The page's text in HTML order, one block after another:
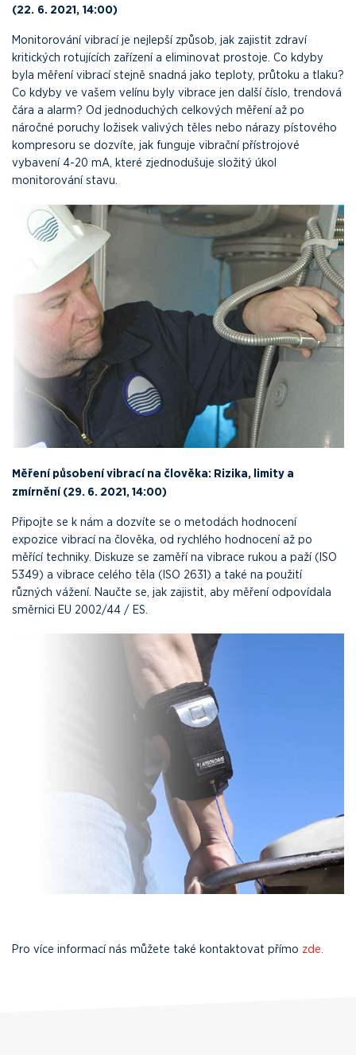
(22. 6. 2021, 14:00)
Monitorování vibrací je nejlepší způsob, jak zajistit zdraví
kritických rotujících zařízení a eliminovat prostoje. Co kdyby
byla měření vibrací stejně snadná jako teploty, průtoku a tlaku?
Co kdyby ve vašem velínu byly vibrace jen další číslo, trendová
čára a alarm? Od jednoduchých celkových měření až po
náročné poruchy ložisek valivých těles nebo nárazy pístového
kompresoru se dozvíte, jak funguje vibrační přístrojové
vybavení 4-20 mA, které zjednodušuje složitý úkol
monitorování stavu.
Měření působení vibrací na člověka: Rizika, limity a
zmírnění (29. 6. 2021, 14:00)
Připojte se k nám a dozvíte se o metodách hodnocení
expozice vibrací na člověka, od rychlého hodnocení až po
měřící techniky. Diskuze se zaměří na vibrace rukou a paží (ISO
5349) a vibrace celého těla (ISO 2631) a také na použití
různých vážení. Naučte se, jak zajistit, aby měření odpovídala
směrnici EU 2002/44 / ES.
Pro více informací nás můžete také kontaktovat přímo zde.